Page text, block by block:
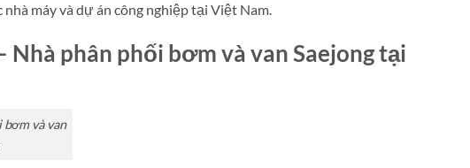
nhà máy và dự án công nghiệp tại Việt Nam.
Nhà phân phối bơm và van Saejong tại
và van